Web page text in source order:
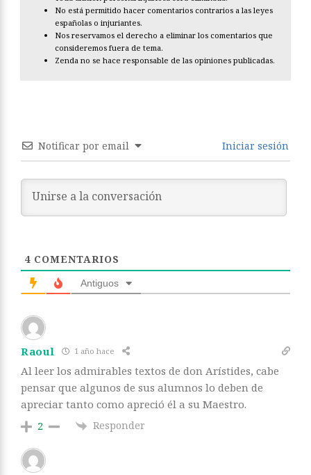
No está permitido hacer comentarios contrarios a las leyes
españolas o injuriantes.
Nos reservamos el derecho a eliminar los comentarios que
consideremos fuera de tema.
Zenda no se hace responsable de las opiniones publicadas.
Notificar por email Iniciar sesión
4 COMENTARIOS
Antiguos
Raoul 1 año hace
Al leer los admirables textos de don Arístides, cabe
pensar que algunos de sus alumnos lo deben de
apreciar tanto como apreció él a su Maestro.
2 Responder